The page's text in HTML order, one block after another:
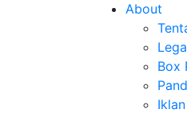
About
Box
Iklan